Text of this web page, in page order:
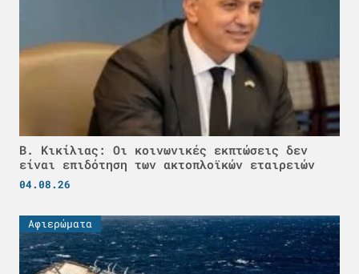
Β. Κικίλιας: Οι κοινωνικές εκπτώσεις δεν
είναι επιδότηση των ακτοπλοϊκών εταιρειών
04.08.26
Αφιερώματα